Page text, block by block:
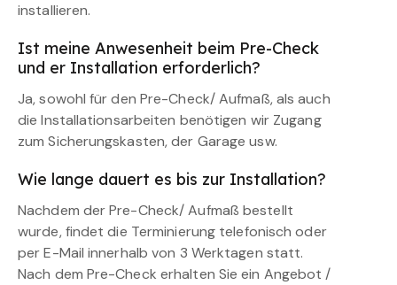
installieren.
Ist meine Anwesenheit beim Pre-Check
und er Installation erforderlich?
Ja, sowohl für den Pre-Check/ Aufmaß, als auch
die Installationsarbeiten benötigen wir Zugang
zum Sicherungskasten, der Garage usw.
Wie lange dauert es bis zur Installation?
Nachdem der Pre-Check/ Aufmaß bestellt
wurde, findet die Terminierung telefonisch oder
per E-Mail innerhalb von 3 Werktagen statt.
Nach dem Pre-Check erhalten Sie ein Angebot /